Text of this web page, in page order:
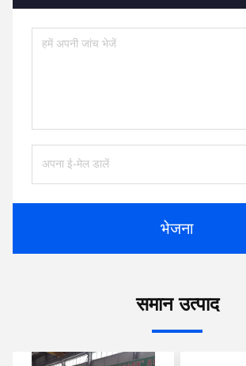
भेजना
समान उत्पाद